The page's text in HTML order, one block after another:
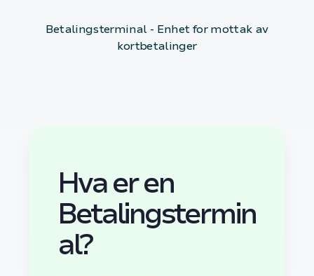
Betalingsterminal - Enhet for mottak av
kortbetalinger
Hva er en
Betalingstermin
al?